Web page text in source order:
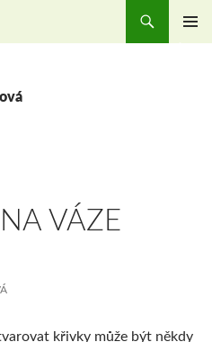
VÁZE
křivky může být někdy